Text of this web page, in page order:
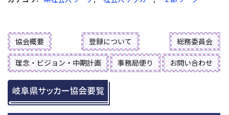
協会概要 登録について 総務委員会
理念・ビジョン・中期計画 事務局便り お問い合わせ